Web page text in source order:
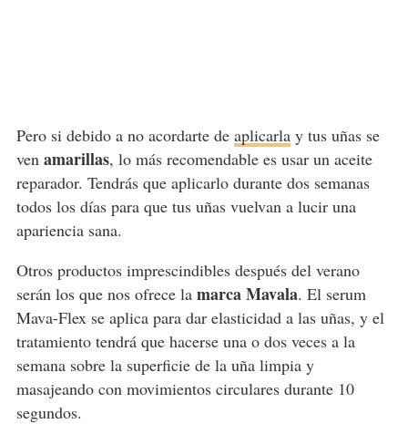
Pero si debido a no acordarte de aplicarlay tus uñas se
ven amarillas, lo más recomendable es usar un aceite
reparador. Tendrás que aplicarlo durante dos semanas
todos los días para que tus uñas vuelvan a lucir una
apariencia sana.
Otros productos imprescindibles después del verano
serán los que nos ofrece la marca Mavala. El serum
Mava-Flex se aplica para dar elasticidad a las uñas, y el
tratamiento tendrá que hacerse una o dos veces a la
semana sobre la superficie de la uña limpia y
masajeando con movimientos circulares durante 10
segundos.